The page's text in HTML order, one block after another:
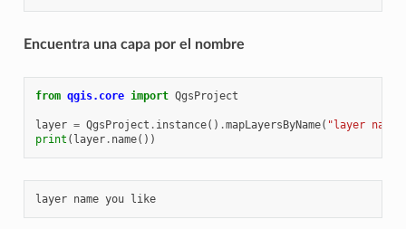
Encuentra una capa por el nombre
from qgis.core import QgsProject
layer = QgsProject . instance() .mapLayersByName( "layer
print ( layer. name())
layer name you like